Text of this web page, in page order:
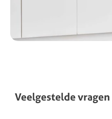
Veelgesteldevragen